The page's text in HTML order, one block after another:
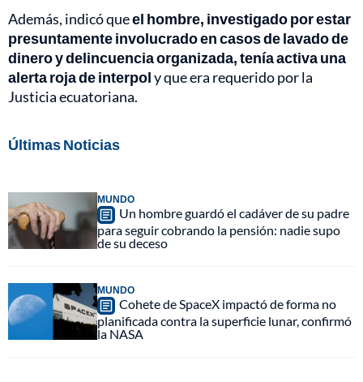
Además, indicó queel hombre, investigado por estar
presuntamente involucrado en casos de lavado de
dinero y delincuencia organizada, tenía activa una
alerta roja de interpoly que era requerido por la
Justicia ecuatoriana.
Últimas Noticias
MUNDO
Un hombre guardó el cadáver de su padre
para seguir cobrando la pensión: nadie supo
de su deceso
MUNDO
Cohete de SpaceX impactó de forma no
planificada contra la superficie lunar, confirmó
la NASA